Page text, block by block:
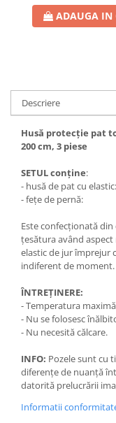
ADAUGA IN
Descriere
Husă protecție pat
200 cm, 3 piese
SETUL conține:
- husă de pat cu
- fețe de pernă: 50
Este confecționată
țesătura având
elastic de jur împrejur
indiferent de moment.
ÎNTREȚINERE:
- Temperatura
- Nu se folosesc
- Nu necesită călcare.
INFO: Pozele sunt cu
diferențe de nuanță
datorită prelucrării
Informatii